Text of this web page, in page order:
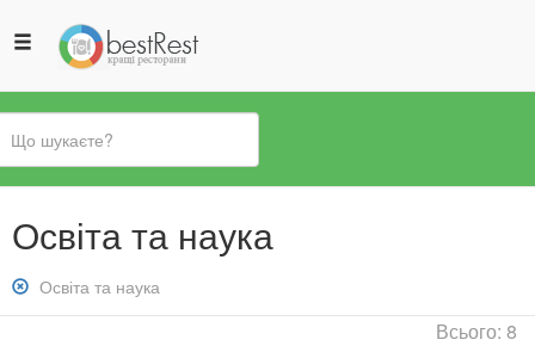
Ви
єОсвіта та наука
Зняти
фільтр:
Освіта та наука
Всього: 8